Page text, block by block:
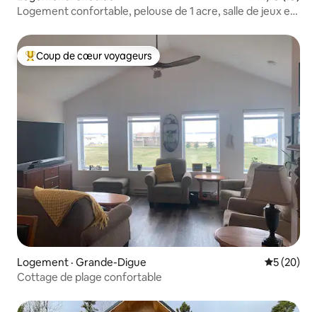
Logement confortable, pelouse de 1 acre, salle de jeux et
Coup de cœur voyageurs parmi les plus aimés
Coup de cœur voyageurs
Logement · Grande-Digue Note
5 (20)
Cottage de plage confortable